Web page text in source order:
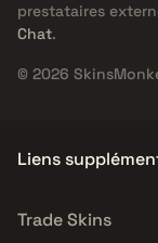
prestataires
Chat.
© 2026
Liens
Trade Skins